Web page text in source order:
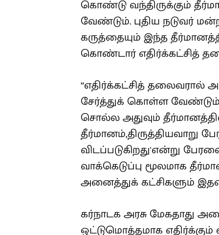
கொண்டு வந்திருக்கும்
வேண்டும். புதிய நடுவர்
கருத்தையும் இந்த
கொண்டார் எதிர்க்கட்சித்
“எதிர்க்கட்சித் தலைவரால்
சேர்த்துக் கொள்ள
சொல்ல அதுவும்
தீர்மானம்,திருத்தியவாறு
விடப்படுகிறது'என்று
வாக்கெடுப்பு மூலமாக
அனைத்துக் கட்சிகளும்
கர்நாடக அரசு மேகதாது
ஒட்டுமொத்தமாக